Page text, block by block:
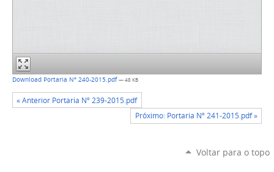
Download Portaria Nº 240-2015.pdf— 48 KB
« Anterior Portaria Nº 239-2015.pdf
Próximo: Portaria Nº 241-2015.pdf »
Voltar para o topo